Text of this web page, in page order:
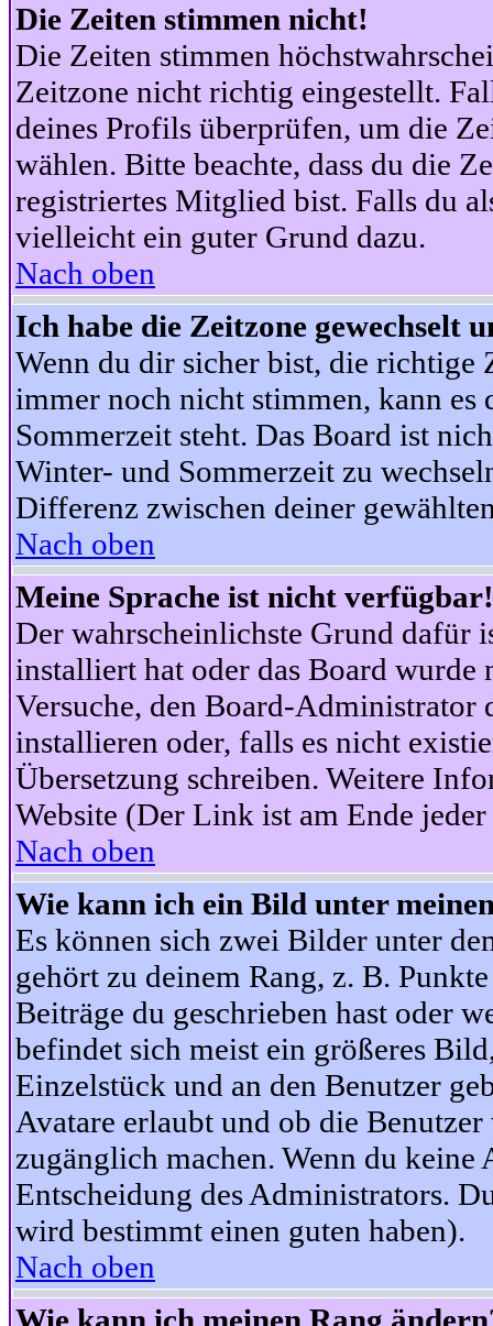
Die Zeiten stimmen nicht!
Die Zeiten stimmen
Zeitzone nicht richtig eingestellt.
deines Profils überprüfen, um die
wählen. Bitte beachte, dass du die
registriertes Mitglied bist. Falls du
vielleicht ein guter Grund dazu.
Nach oben
Ich habe die Zeitzone gewechselt
Wenn du dir sicher bist, die richtige
immer noch nicht stimmen, kann es
Sommerzeit steht. Das Board ist
Winter- und Sommerzeit zu
Differenz zwischen deiner
Nach oben
Meine Sprache ist nicht verfügbar!
Der wahrscheinlichste Grund dafür
installiert hat oder das Board wurde
Versuche, den Board-Administrator
installieren oder, falls es nicht
Übersetzung schreiben. Weitere
Website (Der Link ist am Ende jeder
Nach oben
Wie kann ich ein Bild unter
Es können sich zwei Bilder unter
gehört zu deinem Rang, z. B.
Beiträge du geschrieben hast oder
befindet sich meist ein größeres
Einzelstück und an den Benutzer
Avatare erlaubt und ob die
zugänglich machen. Wenn du keine
Entscheidung des Administrators.
wird bestimmt einen guten haben).
Nach oben